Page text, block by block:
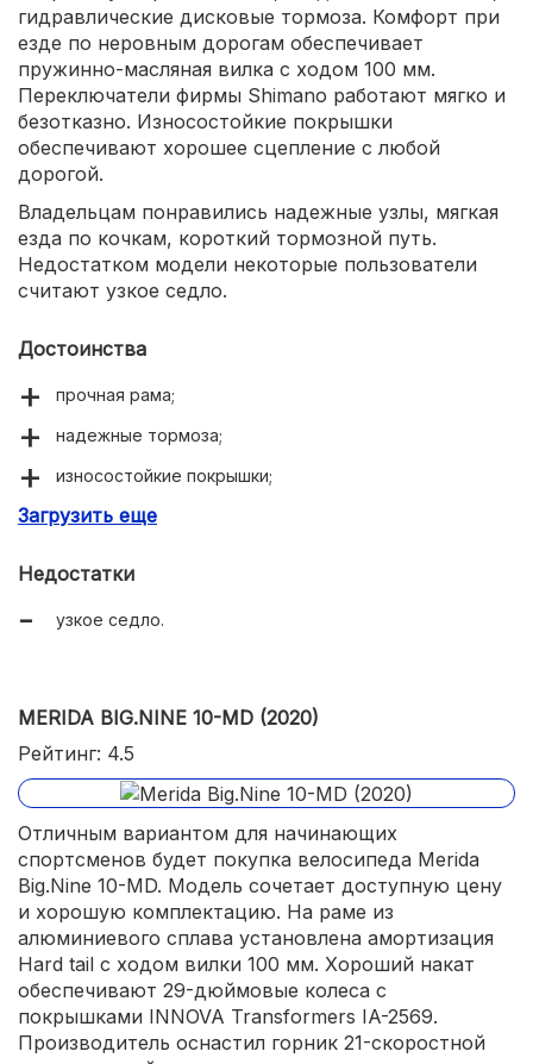
гидравлические дисковые тормоза. Комфорт при
езде по неровным дорогам обеспечивает
пружинно-масляная вилка с ходом 100 мм.
Переключатели фирмы Shimano работают мягко и
безотказно. Износостойкие покрышки
обеспечивают хорошее сцепление с любой
дорогой.
Владельцам понравились надежные узлы, мягкая
езда по кочкам, короткий тормозной путь.
Недостатком модели некоторые пользователи
считают узкое седло.
Достоинства
прочная рама;
надежные тормоза;
износостойкие покрышки;
легкий набор скорости.
Загрузить еще
Недостатки
узкое седло.
MERIDA BIG.NINE 10-MD (2020)
Рейтинг: 4.5
Отличным вариантом для начинающих
спортсменов будет покупка велосипеда Merida
Big.Nine 10-MD. Модель сочетает доступную цену
и хорошую комплектацию. На раме из
алюминиевого сплава установлена амортизация
Hard tail с ходом вилки 100 мм. Хороший накат
обеспечивают 29-дюймовые колеса с
покрышками INNOVA Transformers IA-2569.
Производитель оснастил горник 21-скоростной